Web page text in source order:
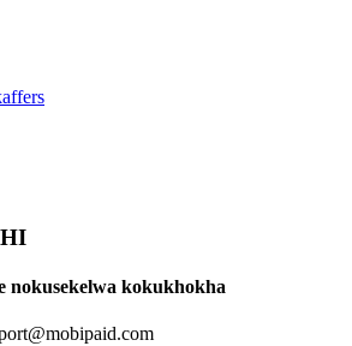
nokusekelwa kokukhokha